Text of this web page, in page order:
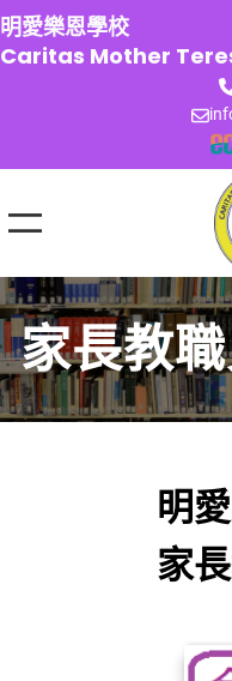
跳
至
主
明愛樂恩學校
Caritas Mother
家長教
明
家